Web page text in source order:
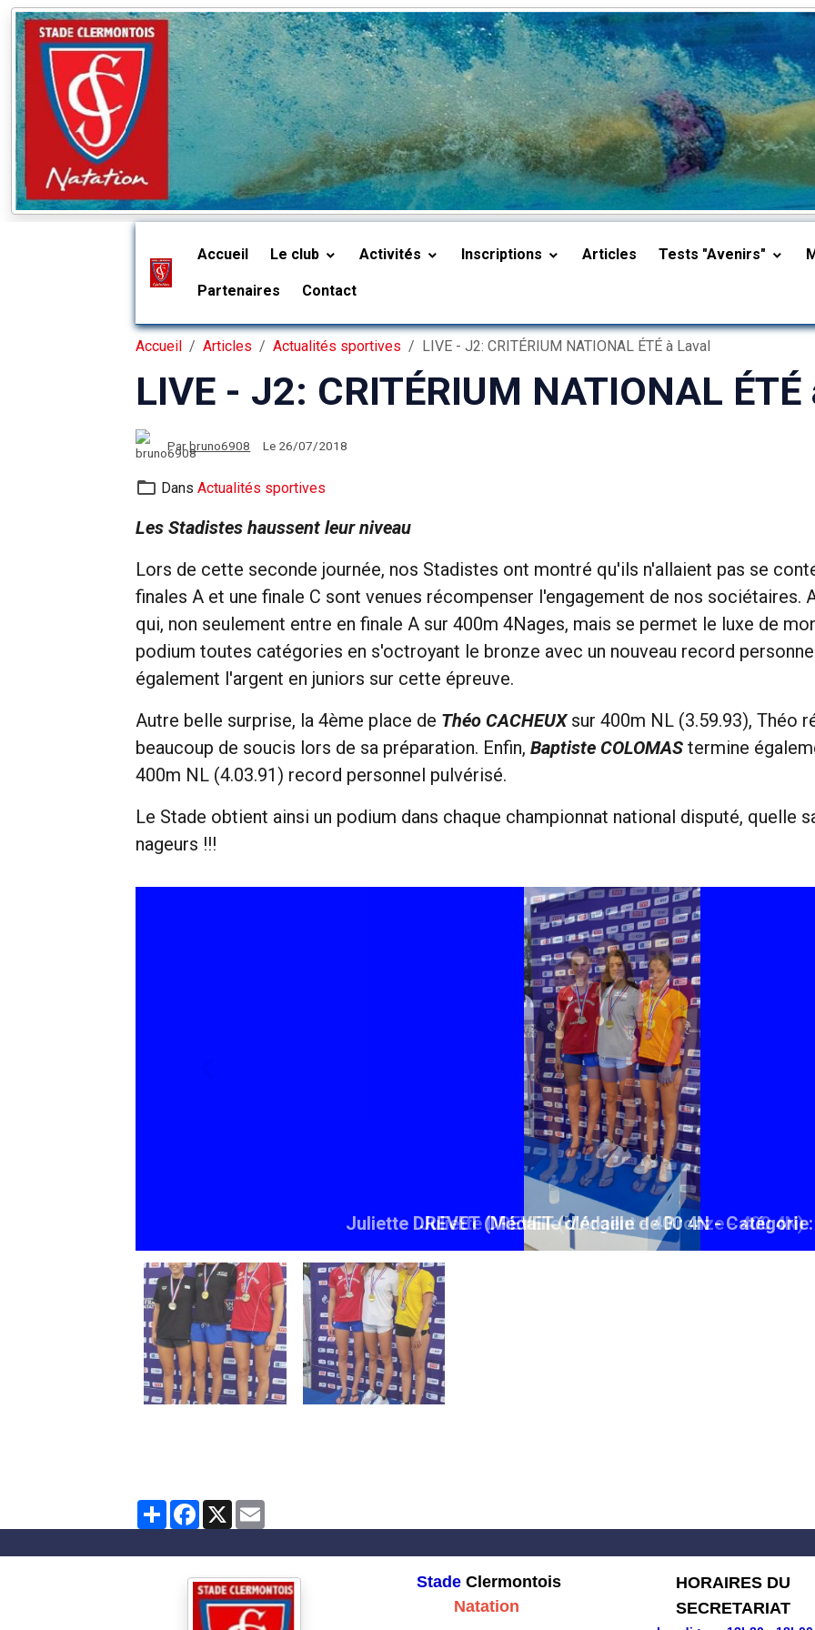
Accueil Le club Activités Inscriptions Articles Tests "Avenirs"
Partenaires Contact
Accueil Articles Actualités sportives LIVE - J2: CRITÉRIUM NATIONAL ÉTÉ à Laval
LIVE - J2: CRITÉRIUM NATIONAL ÉTÉ
Parbruno6908 Le 26/07/2018
DansActualités sportives
Les Stadistes haussent leur niveau
Lors de cette seconde journée, nos Stadistes ont montré qu'ils n'allaient pas se
finales A et une finale C sont venues récompenser l'engagement de nos sociétaires.
qui, non seulement entre en finale A sur 400m 4Nages, mais se permet le luxe de
podium toutes catégories en s'octroyant le bronze avec un nouveau record
également l'argent en juniors sur cette épreuve.
Autre belle surprise, la 4ème place de Théo CACHEUXsur 400m NL (3.59.93), Théo
beaucoup de soucis lors de sa préparation. Enfin,Baptiste COLOMAS termine
400m NL (4.03.91) record personnel pulvérisé.
Le Stade obtient ainsi un podium dans chaque championnat national disputé, quelle
nageurs !!!
Juliette DREVET (Médaille d'Argent - 400 4N -
PartagerFacebook
X
Stade Clermontois
Natation
HORAIRES DU
SECRETARIAT